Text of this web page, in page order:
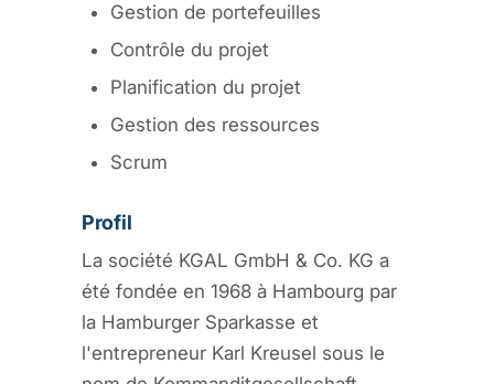
Gestion de portefeuilles
Contrôle du projet
Planification du projet
Gestion des ressources
Scrum
Profil
La société KGAL GmbH & Co. KG a
été fondée en 1968 à Hambourg par
la Hamburger Sparkasse et
l'entrepreneur Karl Kreusel sous le